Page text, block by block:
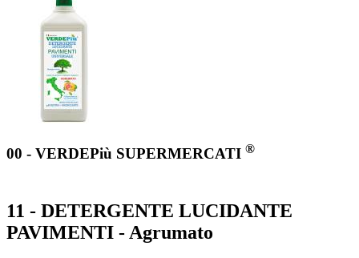
00 - VERDEPiù SUPERMERCATI ®
11 - DETERGENTE LUCIDANTE
PAVIMENTI - Agrumato